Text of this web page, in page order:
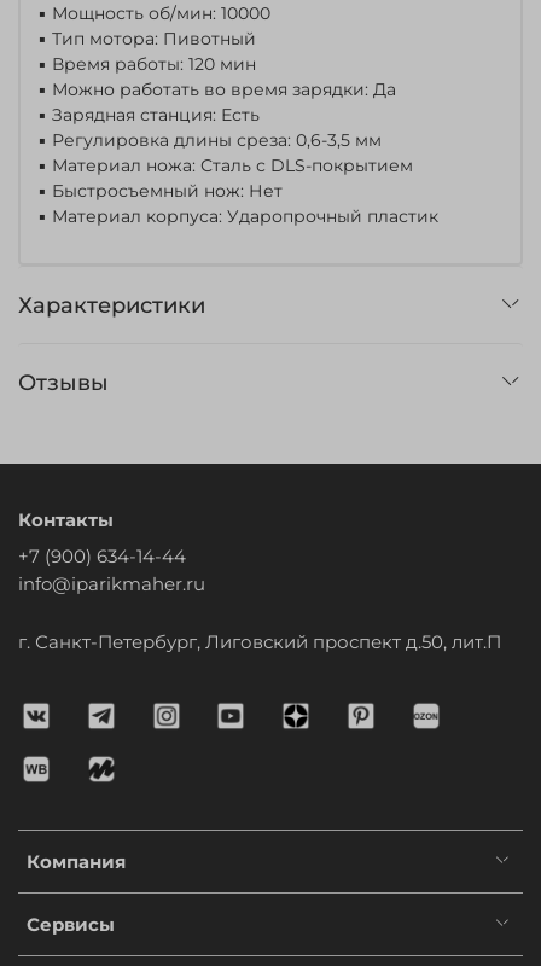
▪ Мощность об/мин: 10000
▪ Тип мотора: Пивотный
▪ Время работы: 120 мин
▪ Можно работать во время зарядки: Да
▪ Зарядная станция: Есть
▪ Регулировка длины среза: 0,6-3,5 мм
▪ Материал ножа: Сталь с DLS-покрытием
▪ Быстросъемный нож: Нет
▪ Материал корпуса: Ударопрочный пластик
Характеристики
Отзывы
Компания
Сервисы
Контакты
+7 (900) 634-14-44
info@iparikmaher.ru
г. Санкт-Петербург, Лиговский проспект д.50, лит.П